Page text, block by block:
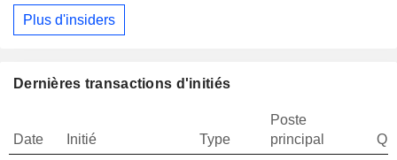
Plus d'insiders
Dernières transactions d'initiés
Date Initié Type
Poste
principal